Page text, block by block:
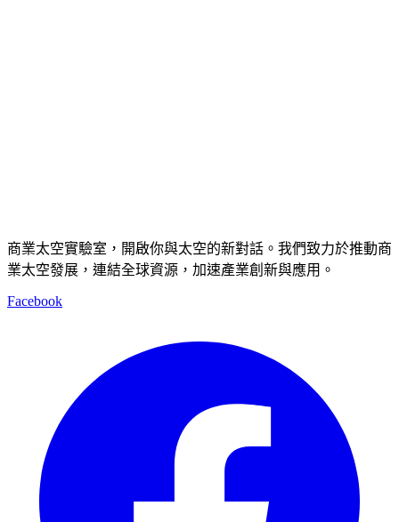
商業太空實驗室，開啟你與太空的新對話。我們致力於推動商
業太空發展，連結全球資源，加速產業創新與應用。
Facebook